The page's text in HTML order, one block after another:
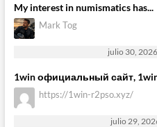
My interest in numismatics has...
Mark Tog
julio 30,
1win официальный сайт,
https://1win-r2pso.xyz/
julio 29,